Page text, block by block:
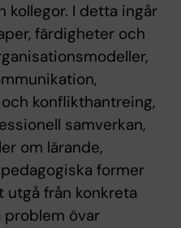
kollegor. I detta ingår
färdigheter och
konflikthantreing,
samverkan,
om lärande,
former
utgå från konkreta
övar